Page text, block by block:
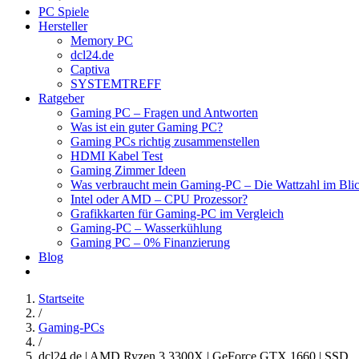
PC Spiele
Hersteller
Memory PC
dcl24.de
Captiva
SYSTEMTREFF
Ratgeber
Gaming PC – Fragen und Antworten
Was ist ein guter Gaming PC?
Gaming PCs richtig zusammenstellen
HDMI Kabel Test
Gaming Zimmer Ideen
Was verbraucht mein Gaming-PC – Die Wattzahl im
Intel oder AMD – CPU Prozessor?
Grafikkarten für Gaming-PC im Vergleich
Gaming-PC – Wasserkühlung
Gaming PC – 0% Finanzierung
Blog
Startseite
/
Gaming-PCs
/
dcl24.de | AMD Ryzen 3 3300X | GeForce GTX 1660 | SSD